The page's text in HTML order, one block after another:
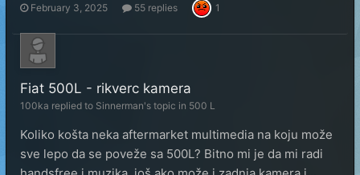
February 3, 2025 55 replies 1
Fiat 500L - rikverc kamera
100ka replied to Sinnerman's topic in 500 L
Koliko košta neka aftermarket multimedia na koju može
sve lepo da se poveže sa 500L? Bitno mi je da mi radi